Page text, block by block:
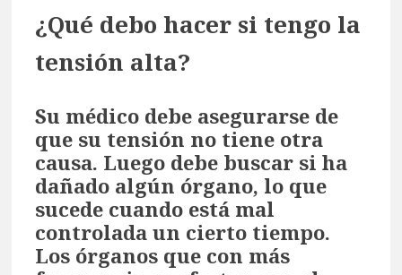
¿Qué debo hacer si tengo la
tensión alta?
Su médico debe asegurarse de
que su tensión no tiene otra
causa. Luego debe buscar si ha
dañado algún órgano, lo que
sucede cuando está mal
controlada un cierto tiempo.
Los órganos que con más